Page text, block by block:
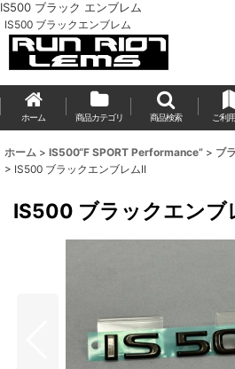
IS500 ブラック エンブレム
IS500 ブラックエンブレム
ホーム 商品カテゴリ 商品検索 ご利
ホーム > IS500“F SPORT Performance” > ブ
> IS500 ブラックエンブレムII
IS500 ブラックエンブ